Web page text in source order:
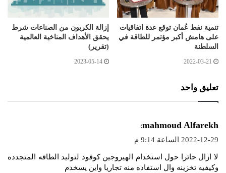
تنمية نفط عُمان توقع عدة اتفاقيات
على هامش أكبر مؤتمر للطاقة في
السلطنة
2022-03-21
إزالة الكربون من الصناعات شرط
يحقق الأهداف المناخية العالمية
(تقرير)
2023-05-14
تعليق واحد
ي
ق
ل
mahmoud Alfarekh
:
2022-12-29 الساعة 9:14 م
لا ازال حائرا حول استخدام الهيروجين كوقود لتوليد الطاقه المتجدده
وكيفيه تخزينه وال استفاده منه تجاريا واين يسخدم